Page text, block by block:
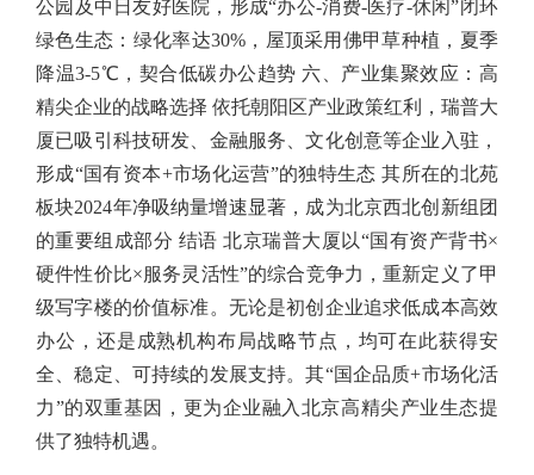
公园及中日友好医院，形成“办公-消费-医疗-休闲”闭环
绿色生态：绿化率达30%，屋顶采用佛甲草种植，夏季
降温3-5℃，契合低碳办公趋势 六、产业集聚效应：高
精尖企业的战略选择 依托朝阳区产业政策红利，瑞普大
厦已吸引科技研发、金融服务、文化创意等企业入驻，
形成“国有资本+市场化运营”的独特生态 其所在的北苑
板块2024年净吸纳量增速显著，成为北京西北创新组团
的重要组成部分 结语 北京瑞普大厦以“国有资产背书×
硬件性价比×服务灵活性”的综合竞争力，重新定义了甲
级写字楼的价值标准。无论是初创企业追求低成本高效
办公，还是成熟机构布局战略节点，均可在此获得安
全、稳定、可持续的发展支持。其“国企品质+市场化活
力”的双重基因，更为企业融入北京高精尖产业生态提
供了独特机遇。